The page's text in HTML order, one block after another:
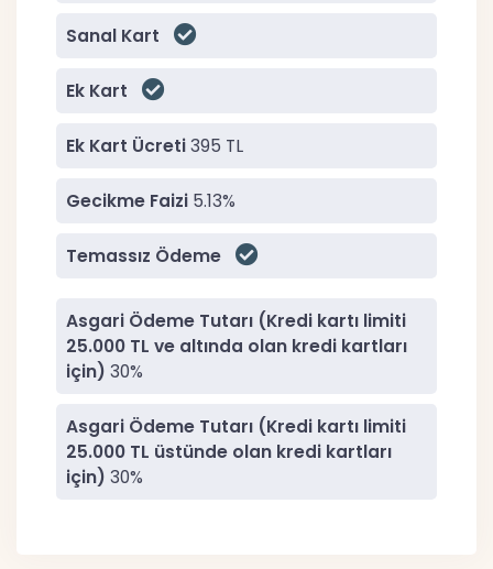
Sanal Kart
Ek Kart
Ek Kart Ücreti395 TL
Gecikme Faizi 5.13%
Temassız Ödeme
Asgari Ödeme Tutarı (Kredi kartı limiti
25.000 TL ve altında olan kredi kartları
için) 30%
Asgari Ödeme Tutarı (Kredi kartı limiti
25.000 TL üstünde olan kredi kartları
için) 30%